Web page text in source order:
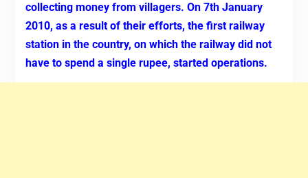
collecting money from villagers. On 7th January
2010, as a result of their efforts, the first railway
station in the country, on which the railway did not
have to spend a single rupee, started operations.